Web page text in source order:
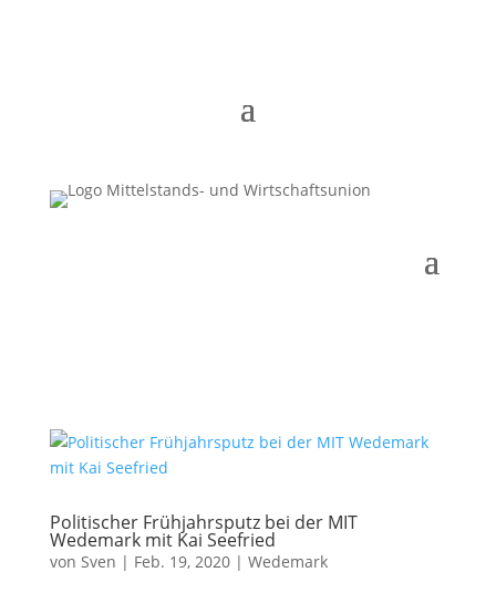
Politischer Frühjahrsputz bei der MIT
Wedemark mit Kai Seefried
von Sven | Feb. 19, 2020| Wedemark